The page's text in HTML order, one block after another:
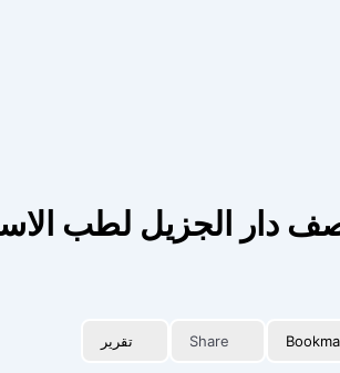
دار الجزيل لطب
Share تقرير